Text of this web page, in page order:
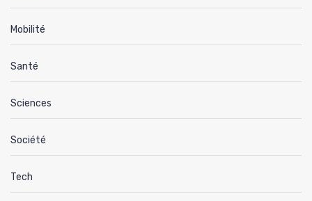
Mobilité
Santé
Sciences
Société
Tech